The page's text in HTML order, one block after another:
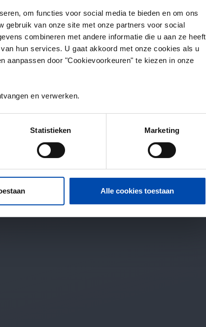
om functies voor social media te bieden en om ons
gebruik van onze site met onze partners voor social
combineren met andere informatie die u aan ze heeft
hun services. U gaat akkoord met onze cookies als u
aanpassen door "Cookievoorkeuren" te kiezen in onze
en verwerken.
Statistieken Marketing
Alle cookies toestaan